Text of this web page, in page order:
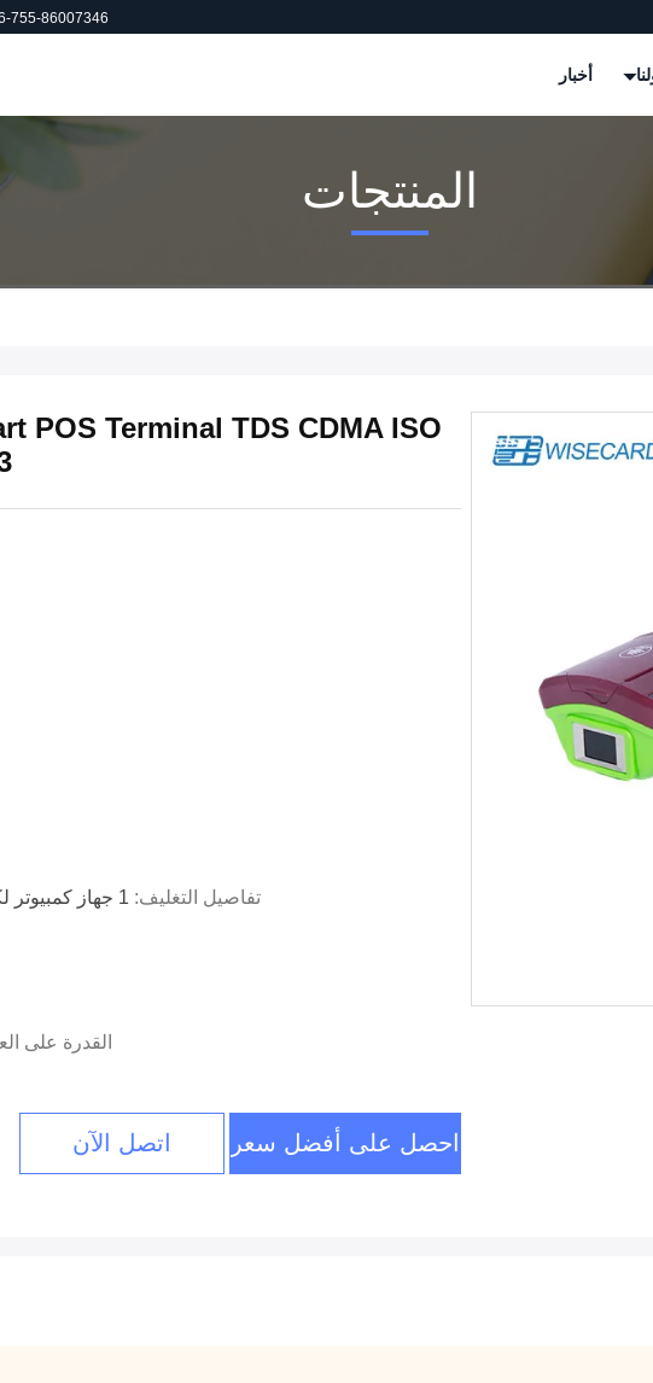
755-86007346
أخبار
المنتجات
POS Terminal TDS CDMA ISO
تفاصيل التغليف: 1 جهاز كمبيوتر لكل صندوق ، 10 جهاز كمبيوتر لكل كرتون
القدرة على
احصل على أفضل سعر اتصل الآن